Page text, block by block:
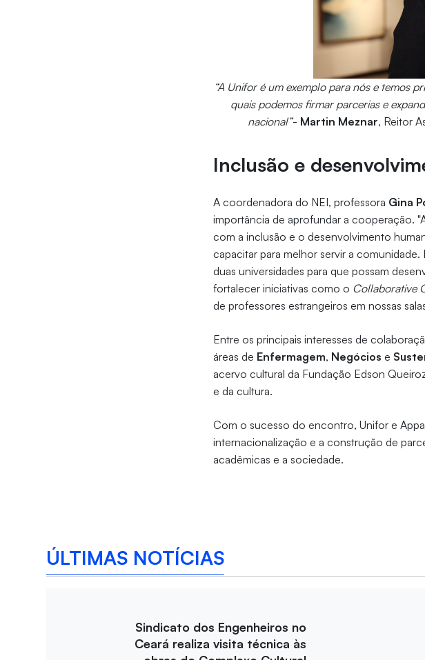
“A Unifor é um exemplo para nós e temos
quais podemos firmar parcerias e
nacional”- Martin Meznar, Reitor
Inclusão e
A coordenadora do NEI, professora Gina
importância de aprofundar a cooperação.
com a inclusão e o desenvolvimento
capacitar para melhor servir a
duas universidades para que possam
fortalecer iniciativas como o Collaborative
de professores estrangeiros em nossas
Entre os principais interesses de
áreas de Enfermagem, Negóciose
acervo cultural da Fundação Edson
e da cultura.
Com o sucesso do encontro, Unifor e
internacionalização e a construção de
acadêmicas e a sociedade.
ÚLTIMAS NOTÍCIAS
Sindicato dos Engenheiros no
Ceará realiza visita técnica às